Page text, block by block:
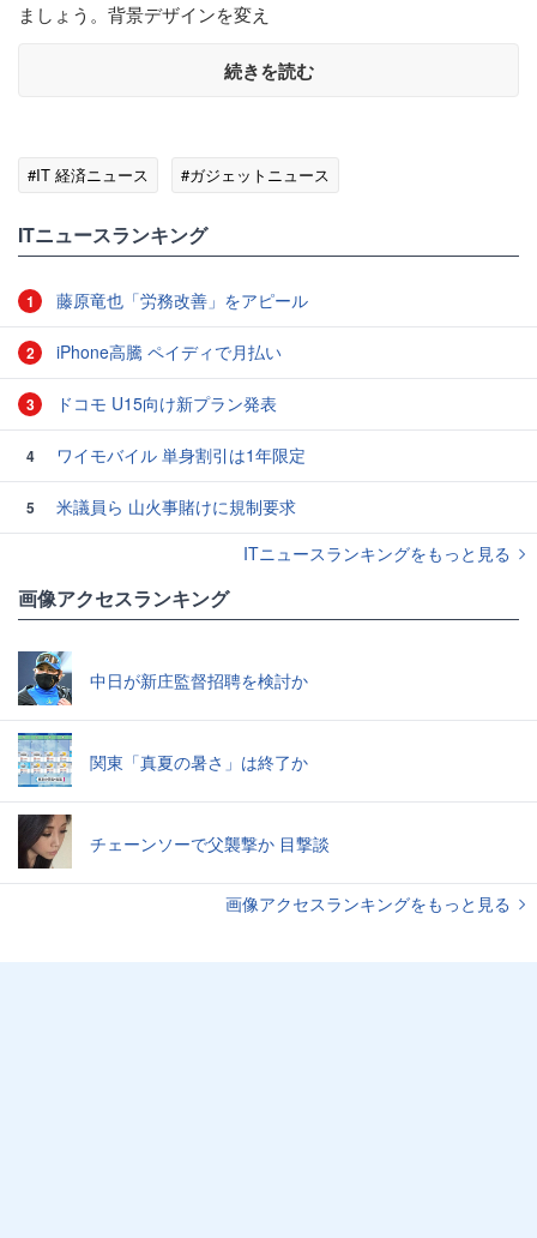
ましょう。背景デザインを変え
続きを読む
#IT 経済ニュース #ガジェットニュース
ITニュースランキング
1 藤原竜也「労務改善」をアピール
2 iPhone高騰 ペイディで月払い
3 ドコモ U15向け新プラン発表
4 ワイモバイル 単身割引は1年限定
5
米議員ら 山火事賭けに規制要求
ITニュースランキングをもっと見る
画像アクセスランキング
中日が新庄監督招聘を検討か
関東「真夏の暑さ」は終了か
チェーンソーで父襲撃か 目撃談
画像アクセスランキングをもっと見る